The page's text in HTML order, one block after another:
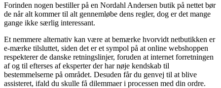
Forinden nogen bestiller på en Nordahl Andersen butik på nettet bør
de når alt kommer til alt gennemløbe dens regler, dog er det mange
gange ikke særlig interessant.
Et nemmere alternativ kan være at bemærke hvorvidt netbutikken er
e-mærke tilsluttet, siden det er et sympol på at online webshoppen
respekterer de danske retningslinjer, foruden at internet forretningen
af og til efterses af eksperter der har nøje kendskab til
bestemmelserne på området. Desuden får du genvej til at blive
assisteret, ifald du skulle få dilemmaer i processen med din ordre.